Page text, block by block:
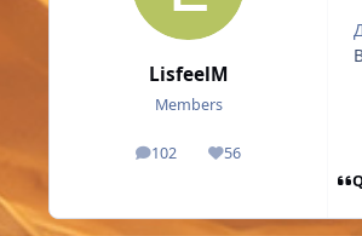
LisfeelM
Members
102
posts 56
Reputation